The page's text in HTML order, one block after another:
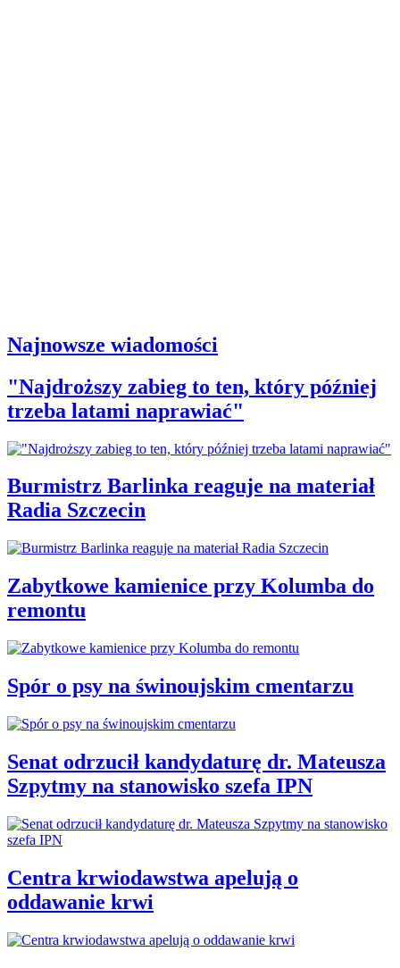
Najnowsze wiadomości
"Najdroższy zabieg to ten, który później
trzeba latami naprawiać"
Burmistrz Barlinka reaguje na materiał
Radia Szczecin
Zabytkowe kamienice przy Kolumba do
remontu
Spór o psy na świnoujskim cmentarzu
Senat odrzucił kandydaturę dr. Mateusza
Szpytmy na stanowisko szefa IPN
Centra krwiodawstwa apelują o
oddawanie krwi